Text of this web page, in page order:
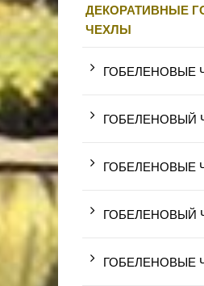
ДЕКОРАТИВНЫЕ
ЧЕХЛЫ
ГОБЕЛЕНОВЫЕ
ГОБЕЛЕНОВЫЙ
ГОБЕЛЕНОВЫЕ
ГОБЕЛЕНОВЫЙ
ГОБЕЛЕНОВЫЕ